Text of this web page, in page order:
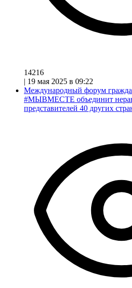
14216
| 19 мая 2025 в 09:22
Международный форум
#МЫВМЕСТЕ объединит
представителей 40 других